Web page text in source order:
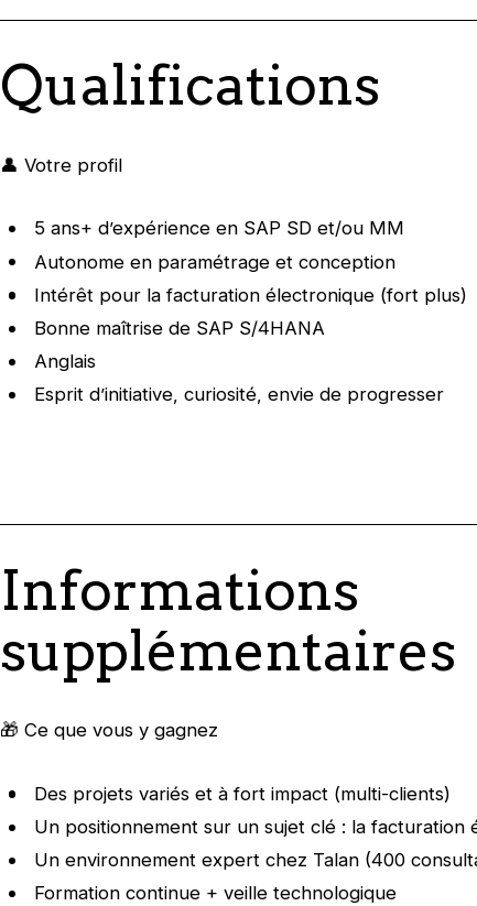
Qualifications
👤 Votre profil
5 ans+ d’expérience en SAP SD et/ou MM
Autonome en paramétrage et conception
Intérêt pour la facturation électronique (fort plus)
Bonne maîtrise de SAP S/4HANA
Anglais
Esprit d’initiative, curiosité, envie de progresser
Informations
supplémentaires
🎁 Ce que vous y gagnez
Des projets variés et à fort impact (multi-clients)
Un positionnement sur un sujet clé : la facturation
Un environnement expert chez Talan (400
Formation continue + veille technologique